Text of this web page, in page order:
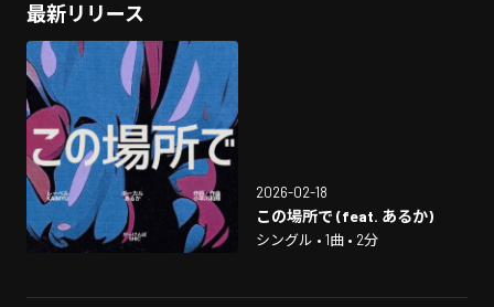
最新リリース
2026-02-18
この場所で (feat. あるか)
シングル • 1曲 • 2分